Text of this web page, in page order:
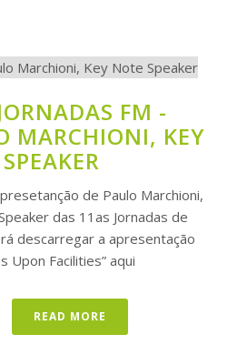
FM -
MARCHIONI, KEY
de Paulo Marchioni,
das 11as Jornadas de
descarregar a apresentação
Upon Facilities” aqui
READ MORE